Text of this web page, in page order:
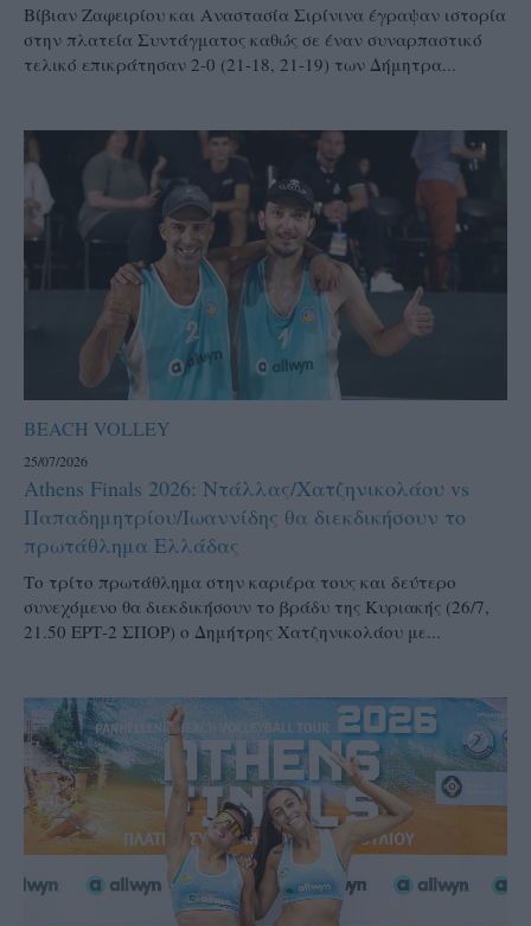
Βίβιαν Ζαφειρίου και Αναστασία Σιρίνινα έγραψαν ιστορία
στην πλατεία Συντάγματος καθώς σε έναν συναρπαστικό
τελικό επικράτησαν 2-0 (21-18, 21-19) των Δήμητρα...
BEACH VOLLEY
25/07/2026
Athens Finals 2026: Ντάλλας/Χατζηνικολάου vs
Παπαδημητρίου/Ιωαννίδης θα διεκδικήσουν το
πρωτάθλημα Ελλάδας
Το τρίτο πρωτάθλημα στην καριέρα τους και δεύτερο
συνεχόμενο θα διεκδικήσουν το βράδυ της Κυριακής (26/7,
21.50 ΕΡΤ-2 ΣΠΟΡ) ο Δημήτρης Χατζηνικολάου με...